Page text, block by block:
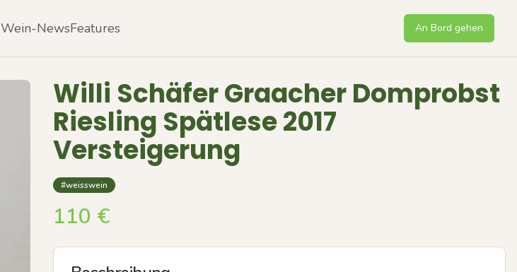
Wein-NewsFeatures An Bord gehen
Willi Schäfer Graacher Domprobst
Riesling Spätlese 2017
Versteigerung
#weisswein
110 €